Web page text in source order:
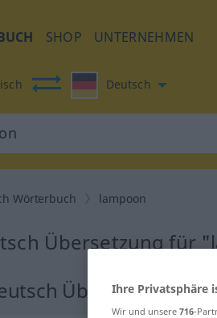
SHOP UNTERNEHMEN
Deutsch
Wörterbuch lampoon
Übersetzung für
Übersetzung
Ihre Privatsphäre
Wir und unsere 716-